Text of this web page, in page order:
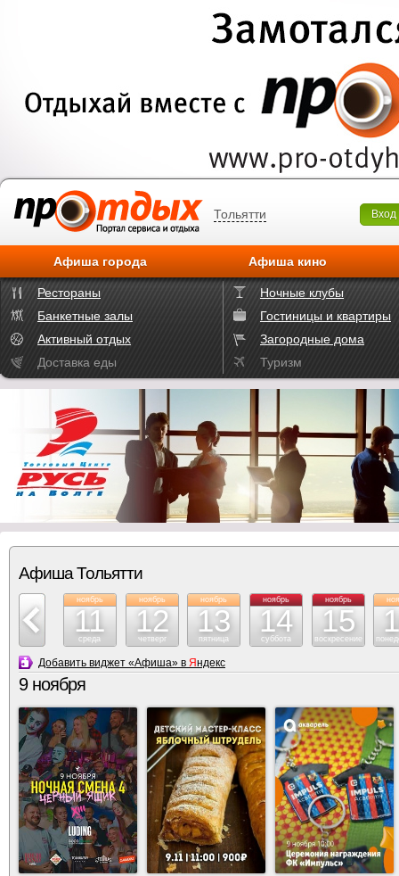
Тольятти Вход
Афиша города Афиша кино
Рестораны
Ночные клубы
Банкетные залы
Гостиницы и квартиры
Активный отдых
Загородные дома
Доставка еды
Туризм
Афиша Тольятти
10
ноябрь
11
среда
ноябрь
12
четверг
ноябрь
13
пятница
ноябрь
14
суббота
ноябрь
15
воскресение
Добавить виджет «Афиша» в Яндекс
9 ноября